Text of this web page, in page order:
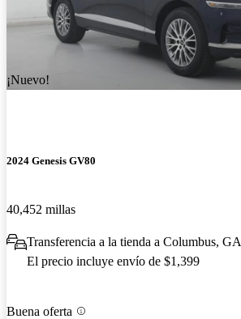
¡Nuevo!
2024 Genesis GV80
40,452 millas
Transferencia a la tienda a Columbus, GA
El precio incluye envío de $1,399
Buena oferta